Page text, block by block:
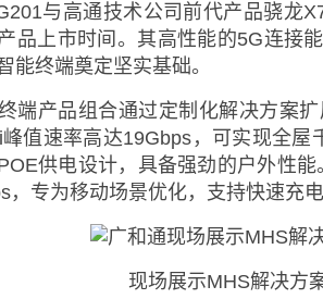
与高通技术公司前代产品骁龙
品上市时间。其高性能的5G连接
能终端奠定坚实基础。
端产品组合通过定制化解决方案
值速率高达19Gbps，可实现全
供电设计，具备强劲的户外性
，专为移动场景优化，支持快速充
现场展示MHS解决方